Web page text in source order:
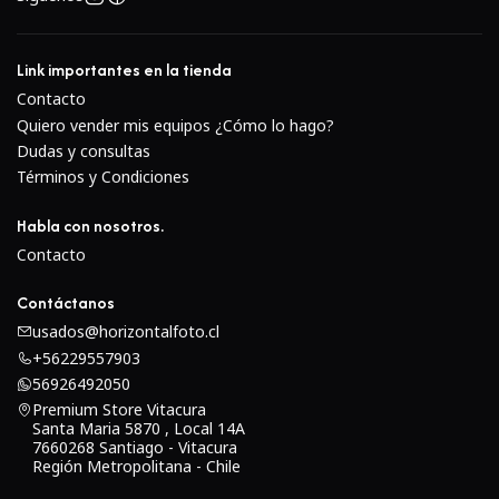
enfoque; la capacidad de restringir las distancias de
sus hábitos de disparo personales; y tres modos de
estabilizador óptico para adaptarse a la forma en que
está disparando.
Link importantes en la tienda
Contacto
Quiero vender mis equipos ¿Cómo lo hago?
Dudas y consultas
Términos y Condiciones
Habla con nosotros.
Contacto
Contáctanos
usados@horizontalfoto.cl
+56229557903
56926492050
Premium Store Vitacura
Santa Maria 5870 , Local 14A
7660268 Santiago - Vitacura
Región Metropolitana - Chile